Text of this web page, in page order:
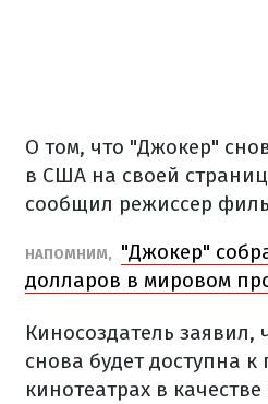
О том, что "Джокер"
в США на своей
сообщил режиссер
НАПОМНИМ,
"Джокер"
долларов в мировом
Киносоздатель заявил,
снова будет доступна к
кинотеатрах в качестве